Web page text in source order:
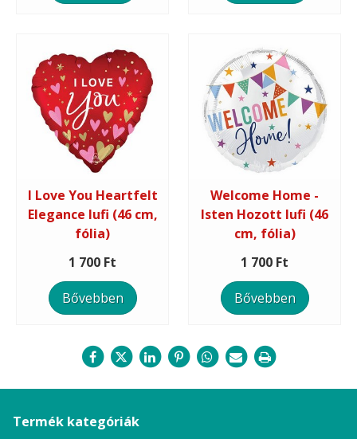
I Love You Heartfelt
Elegance lufi (46 cm,
fólia)
1 700 Ft
Bővebben
Welcome Home -
Isten Hozott lufi (46
cm, fólia)
1 700 Ft
Bővebben
Termék kategóriák